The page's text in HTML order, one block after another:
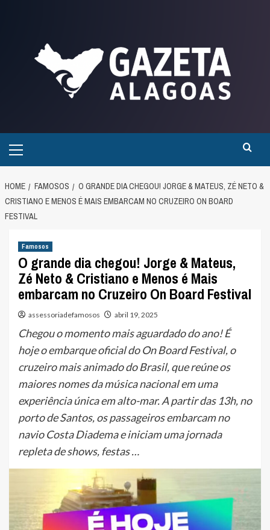
Menu
HOME FAMOSOS
O GRANDE DIA CHEGOU! JORGE & MATEUS, ZÉ NETO &
CRISTIANO E MENOS É MAIS EMBARCAM NO CRUZEIRO ON BOARD
FESTIVAL
Famosos
O grande dia chegou! Jorge & Mateus,
Zé Neto & Cristiano e Menos é Mais
embarcam no Cruzeiro On Board Festival
assessoriadefamosos abril 19, 2025
Chegou o momento mais aguardado do ano! É
hoje o embarque oficial do On Board Festival, o
cruzeiro mais animado do Brasil, que reúne os
maiores nomes da música nacional em uma
experiência única em alto-mar. A partir das 13h, no
porto de Santos, os passageiros embarcam no
navio Costa Diadema e iniciam uma jornada
repleta de shows, festas …